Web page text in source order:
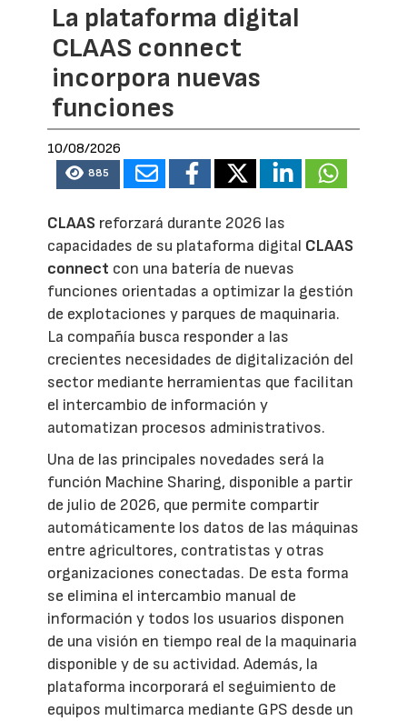
La plataforma digital
CLAAS connect
incorpora nuevas
funciones
10/08/2026
885
CLAAS reforzará durante 2026 las
capacidades de su plataforma digital CLAAS
connect con una batería de nuevas
funciones orientadas a optimizar la gestión
de explotaciones y parques de maquinaria.
La compañía busca responder a las
crecientes necesidades de digitalización del
sector mediante herramientas que facilitan
el intercambio de información y
automatizan procesos administrativos.
Una de las principales novedades será la
función Machine Sharing, disponible a partir
de julio de 2026, que permite compartir
automáticamente los datos de las máquinas
entre agricultores, contratistas y otras
organizaciones conectadas. De esta forma
se elimina el intercambio manual de
información y todos los usuarios disponen
de una visión en tiempo real de la maquinaria
disponible y de su actividad. Además, la
plataforma incorporará el seguimiento de
equipos multimarca mediante GPS desde un